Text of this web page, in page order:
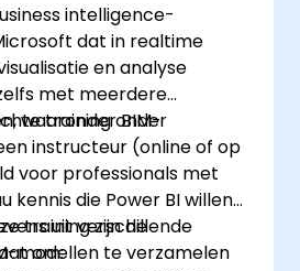
intelligence-
dat in realtime
en analyse
met meerdere
waaronder BIM-
training onder
instructeur (online of op
voor professionals met
kennis die Power BI willen
uit verschillende
modellen te verzamelen
training zijn de
om: